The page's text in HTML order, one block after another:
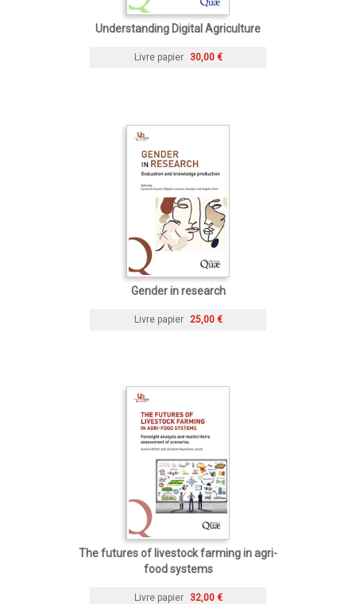
Understanding Digital Agriculture
Livre papier 30,00 €
Gender in research
Livre papier 25,00 €
The futures of livestock farming in agri-
food systems
Livre papier 32,00 €